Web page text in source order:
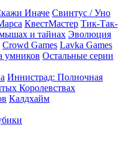
Иначе Свинтус / Уно
КвестМастер Тик-Так-
и тайнах Эволюция
Crowd Games Lavka Games
умников Остальные серии
Иннистрад: Полночная
Королевствах
Калдхайм